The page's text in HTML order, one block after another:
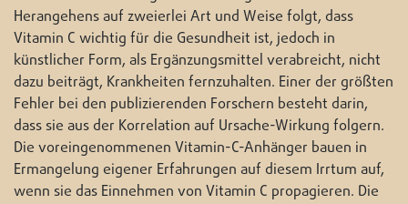
Herangehens auf zweierlei Art und Weise folgt, dass
Vitamin C wichtig für die Gesundheit ist, jedoch in
künstlicher Form, als Ergänzungsmittel verabreicht, nicht
dazu beiträgt, Krankheiten fernzuhalten. Einer der größten
Fehler bei den publizierenden Forschern besteht darin,
dass sie aus der Korrelation auf Ursache-Wirkung folgern.
Die voreingenommenen Vitamin-C-Anhänger bauen in
Ermangelung eigener Erfahrungen auf diesem Irrtum auf,
wenn sie das Einnehmen von Vitamin C propagieren. Die